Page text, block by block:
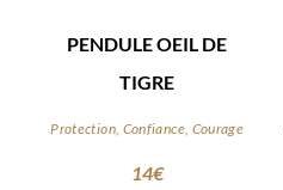
PENDULE OEIL DE
TIGRE
Protection, Confiance, Courage
14€